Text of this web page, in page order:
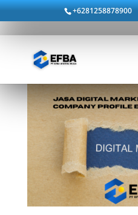
+6281258878900